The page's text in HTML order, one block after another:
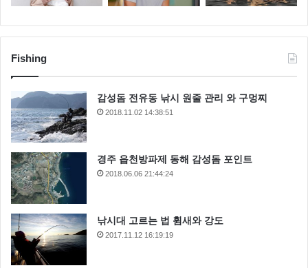
Fishing
감성돔 전유동 낚시 원줄 관리 와 구멍찌
2018.11.02 14:38:51
경주 읍천방파제 동해 감성돔 포인트
2018.06.06 21:44:24
낚시대 고르는 법 휨새와 강도
2017.11.12 16:19:19